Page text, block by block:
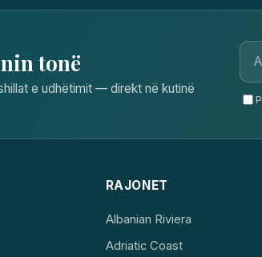
tonë
e udhëtimit — direkt në kutinë
RAJONET
Albanian Riviera
Adriatic Coast